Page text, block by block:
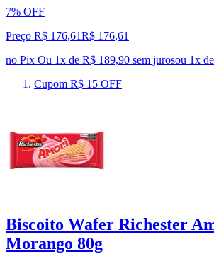
7% OFF
Preço R$ 176,61R$ 176,61
no Pix Ou 1x de R$ 189,90 sem jurosou 1x de
Cupom R$ 15 OFF
Biscoito Wafer Richester
Morango 80g